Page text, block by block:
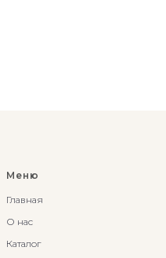
Меню
Главная
О нас
Каталог